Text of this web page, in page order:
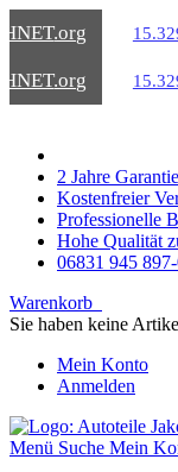
.org
.org
2 Jahre Garantie
Kostenfreier
Professionelle
Hohe Qualität
06831 945
Warenkorb
Sie haben keine
Mein Konto
Anmelden
Menü Suche Mein